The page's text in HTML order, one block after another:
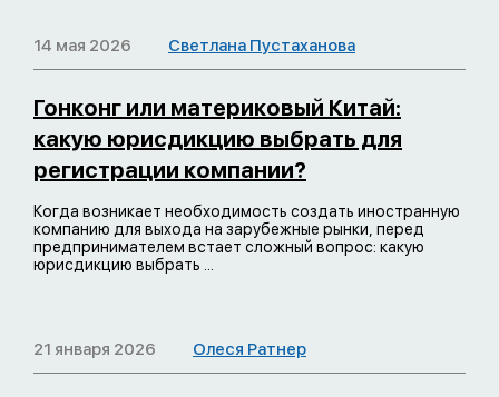
14 мая 2026 Светлана Пустаханова
Гонконг или материковый Китай:
какую юрисдикцию выбрать для
регистрации компании?
Когда возникает необходимость создать иностранную
компанию для выхода на зарубежные рынки, перед
предпринимателем встает сложный вопрос: какую
юрисдикцию выбрать ...
21 января 2026 Олеся Ратнер